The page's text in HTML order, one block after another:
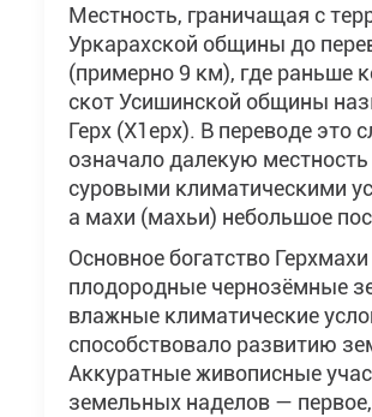
Местность, граничащая с
Уркарахской общины до
(примерно 9 км), где раньше
скот Усишинской общины
Герх (Х1ерх). В переводе это
означало далекую местность
суровыми климатическими
а махи (махьи) небольшое
Основное богатство
плодородные чернозёмные
влажные климатические
способствовало развитию
Аккуратные живописные
земельных наделов —